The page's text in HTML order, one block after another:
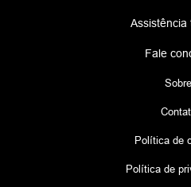
Assistência
Fale
Sobre
Política de
Política de